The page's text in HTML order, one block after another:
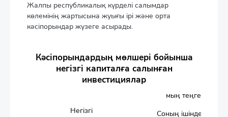
Жалпы республикалық күрделі салымдар
көлемінің жартысына жуығы ірі және орта
кәсіпорындар жүзеге асырады.
Кәсіпорындардың мөлшері бойынша
негізгі капиталға салынған
инвестициялар
мың теңге
Негізгі
Соның ішінде